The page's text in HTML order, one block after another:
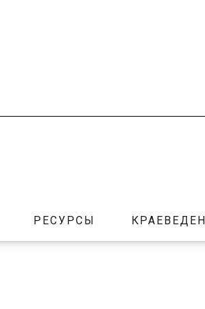
РЕСУРСЫ